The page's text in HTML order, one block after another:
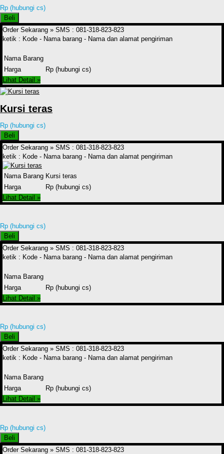
Rp (hubungi cs)
Beli
Order Sekarang » SMS : 081-318-823-823
ketik : Kode - Nama barang - Nama dan alamat pengiriman
Nama Barang
Harga
Rp (hubungi cs)
Lihat Detail »
Kursi teras
Rp (hubungi cs)
Beli
Order Sekarang » SMS : 081-318-823-823
ketik : Kode - Nama barang - Nama dan alamat pengiriman
Nama Barang Kursi teras
Harga
Rp (hubungi cs)
Lihat Detail »
Rp (hubungi cs)
Beli
Order Sekarang » SMS : 081-318-823-823
ketik : Kode - Nama barang - Nama dan alamat pengiriman
Nama Barang
Harga
Rp (hubungi cs)
Lihat Detail »
Rp (hubungi cs)
Beli
Order Sekarang » SMS : 081-318-823-823
ketik : Kode - Nama barang - Nama dan alamat pengiriman
Nama Barang
Harga
Rp (hubungi cs)
Lihat Detail »
Rp (hubungi cs)
Beli
Order Sekarang » SMS : 081-318-823-823